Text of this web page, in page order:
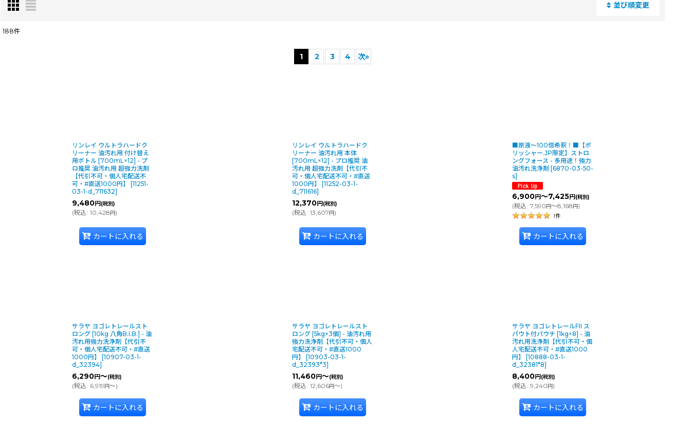
並び順変更
188件
1 2 3 4 次»
リンレイ ウルトラハードク
リーナー 油汚れ用 付け替え
用ボトル [700mL×12] - プ
ロ推奨 油汚れ用 超強力洗剤
【代引不可・個人宅配送不
可・#直送1000円】
[11251-
03-1-d_711632]
9,480円 (税別)
(税込: 10,428円)
カートに入れる
リンレイ ウルトラハードク
リーナー 油汚れ用 本体
[700mL×12] - プロ推奨 油
汚れ用 超強力洗剤【代引不
可・個人宅配送不可・#直送
1000円】
[11252-03-1-
d_711616]
12,370円 (税別)
(税込: 13,607円)
カートに入れる
■原液〜100倍希釈！■【ポ
リッシャー.JP限定】ストロ
ングフォース - 多用途！強力
油汚れ洗浄剤 [6870-03-50-
s]
6,900円～7,425円 (税別)
(税込: 7,590 円～8,168 円)
1件
カートに入れる
サラヤ ヨゴレトレールスト
ロング [10kg 八角B.I.B.] - 油
汚れ用強力洗浄剤【代引不
可・個人宅配送不可・#直送
1000円】
[10907-03-1-
d_32394]
6,290円～(税別)
(税込: 6,919円～)
カートに入れる
サラヤ ヨゴレトレールスト
ロング [5kg×3個] - 油汚れ用
強力洗浄剤【代引不可・個人
宅配送不可・#直送1000
円】
[10903-03-1-
d_32393*3]
11,460円～(税別)
(税込: 12,606円～)
カートに入れる
サラヤ ヨゴレトレールFII ス
パウト付パウチ [1kg×8] - 油
汚れ用洗浄剤【代引不可・個
人宅配送不可・#直送1000
円】
[10888-03-1-
d_32381*8]
8,400円(税別)
(税込: 9,240円)
カートに入れる